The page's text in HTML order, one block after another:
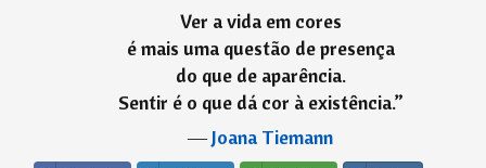
Ver a vida em cores
é mais uma questão de presença
do que de aparência.
Sentir é o que dá cor à existência.”
―Joana Tiemann